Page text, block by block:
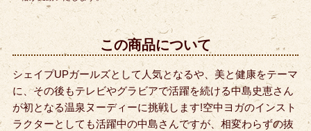
この商品について
シェイプUPガールズとして人気となるや、美と健康をテーマ
に、その後もテレビやグラビアで活躍を続ける中島史恵さん
が初となる温泉ヌーディーに挑戦します!空中ヨガのインスト
ラクターとしても活躍中の中島さんですが、相変わらずの抜